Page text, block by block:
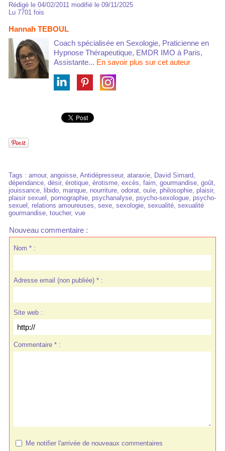
Rédigé le 04/02/2011 modifié le 09/11/2025
Lu 7701 fois
Hannah TEBOUL
Coach spécialisée en Sexologie, Praticienne en
Hypnose Thérapeutique, EMDR IMO à Paris,
Assistante... En savoir plus sur cet auteur
Tags : amour, angoisse, Antidépresseur, ataraxie, David Simard,
dépendance, désir, érotique, érotisme, excès, faim, gourmandise, goût,
jouissance, libido, manque, nourriture, odorat, ouïe, philosophie, plaisir,
plaisir sexuel , pornographie, psychanalyse, psycho-sexologue, psycho-
sexuel , relations amoureuses, sexe, sexologie, sexualité, sexualité
gourmandise, toucher, vue
Nouveau commentaire :
Nom * :
Adresse email (non publiée) * :
Site web :
Commentaire * :
Me notifier l'arrivée de nouveaux commentaires